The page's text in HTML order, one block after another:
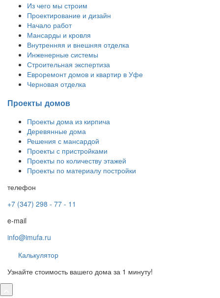
Из чего мы строим
Проектирование и дизайн
Начало работ
Мансарды и кровля
Внутренняя и внешняя отделка
Инженерные системы
Строительная экспертиза
Евроремонт домов и квартир в Уфе
Черновая отделка
Проекты домов
Проекты дома из кирпича
Деревянные дома
Решения с мансардой
Проекты с пристройками
Проекты по количеству этажей
Проекты по материалу постройки
телефон
+7 (347) 298 - 77 - 11
e-mail
info@imufa.ru
Калькулятор
Узнайте стоимость вашего дома за 1 минуту!